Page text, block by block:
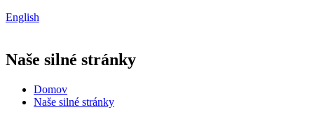
English
Naše silné stránky
Domov
Naše silné stránky